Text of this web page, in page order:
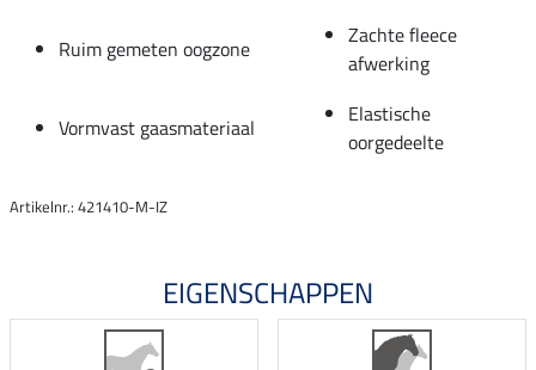
Ruim gemeten oogzone
Zachte fleece
afwerking
Vormvast gaasmateriaal
Elastische
oorgedeelte
Artikelnr.: 421410-M-IZ
EIGENSCHAPPEN